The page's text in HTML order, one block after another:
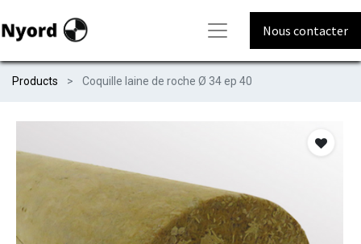
Nous contacter
Products Coquille laine de roche Ø 34 ep 40